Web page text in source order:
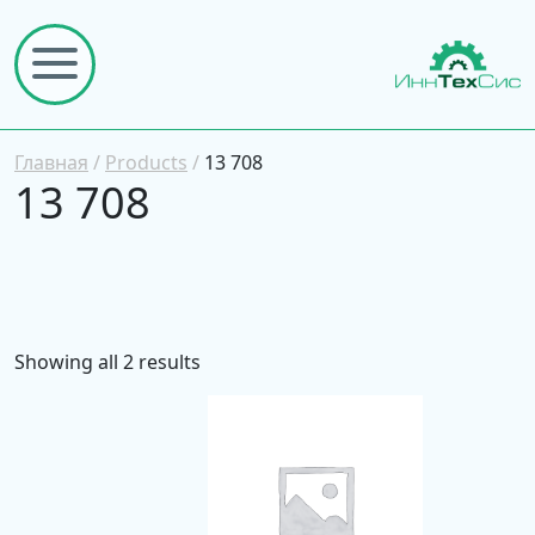
Главная / Products / 13 708
13 708
Showing all 2 results